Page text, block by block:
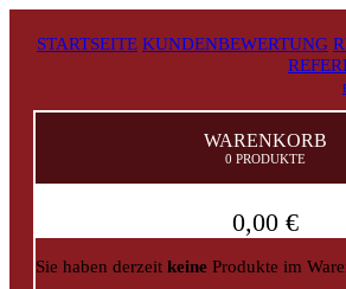
STARTSEITE KUNDENBEWERTUNG
WARENKORB
0 PRODUKTE
0,00 €
Sie haben derzeit keine Produkte im